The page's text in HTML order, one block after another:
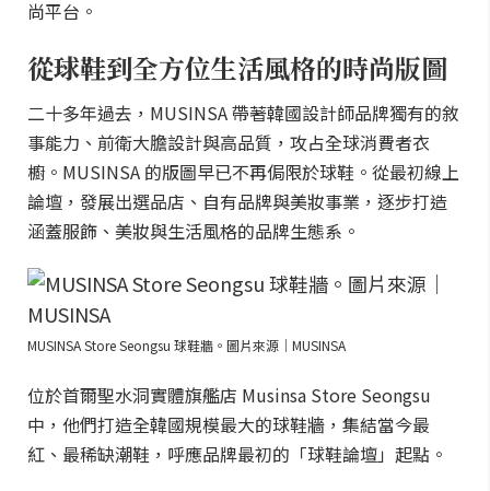
尚平台。
從球鞋到全方位生活風格的時尚版圖
二十多年過去，MUSINSA 帶著韓國設計師品牌獨有的敘
事能力、前衛大膽設計與高品質，攻占全球消費者衣
櫥。MUSINSA 的版圖早已不再侷限於球鞋。從最初線上
論壇，發展出選品店、自有品牌與美妝事業，逐步打造
涵蓋服飾、美妝與生活風格的品牌生態系。
MUSINSA Store Seongsu 球鞋牆。圖片來源｜MUSINSA
位於首爾聖水洞實體旗艦店 Musinsa Store Seongsu
中，他們打造全韓國規模最大的球鞋牆，集結當今最
紅、最稀缺潮鞋，呼應品牌最初的「球鞋論壇」起點。